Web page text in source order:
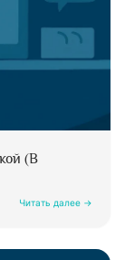
(В
Читать далее →